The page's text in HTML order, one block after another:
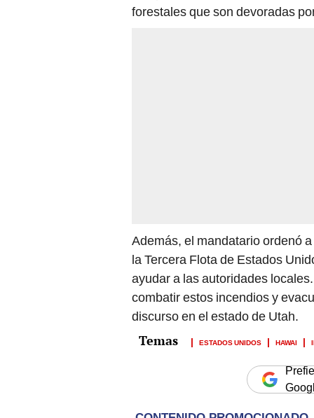
forestales que son devoradas
Además, el mandatario ordenó
la Tercera Flota de Estados
ayudar a las autoridades
combatir estos incendios y
discurso en el estado de Utah.
Google